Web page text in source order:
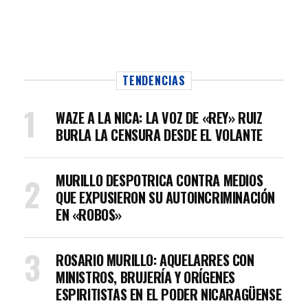
TENDENCIAS
WAZE A LA NICA: LA VOZ DE «REY» RUIZ
BURLA LA CENSURA DESDE EL VOLANTE
MURILLO DESPOTRICA CONTRA MEDIOS
QUE EXPUSIERON SU AUTOINCRIMINACIÓN
EN «ROBOS»
ROSARIO MURILLO: AQUELARRES CON
MINISTROS, BRUJERÍA Y ORÍGENES
ESPIRITISTAS EN EL PODER NICARAGÜENSE